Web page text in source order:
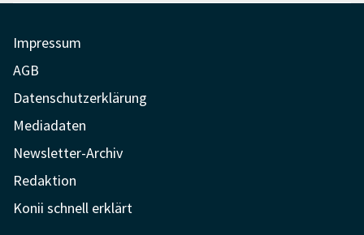
Impressum
AGB
Datenschutzerklärung
Mediadaten
Newsletter-Archiv
Redaktion
Konii schnell erklärt